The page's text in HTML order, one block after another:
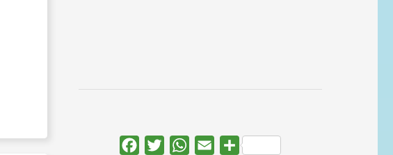
FacebookTwitterWhatsApp
Email Share